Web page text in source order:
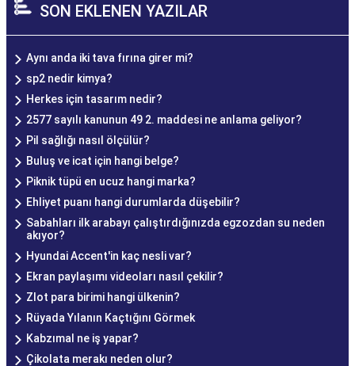
SON EKLENEN YAZILAR
Aynı anda iki tava fırına girer mi?
sp2 nedir kimya?
Herkes için tasarım nedir?
2577 sayılı kanunun 49 2. maddesi ne anlama geliyor?
Pil sağlığı nasıl ölçülür?
Buluş ve icat için hangi belge?
Piknik tüpü en ucuz hangi marka?
Ehliyet puanı hangi durumlarda düşebilir?
Sabahları ilk arabayı çalıştırdığınızda egzozdan su neden
akıyor?
Hyundai Accent'in kaç nesli var?
Ekran paylaşımı videoları nasıl çekilir?
Zlot para birimi hangi ülkenin?
Rüyada Yılanın Kaçtığını Görmek
Kabzımal ne iş yapar?
Çikolata merakı neden olur?